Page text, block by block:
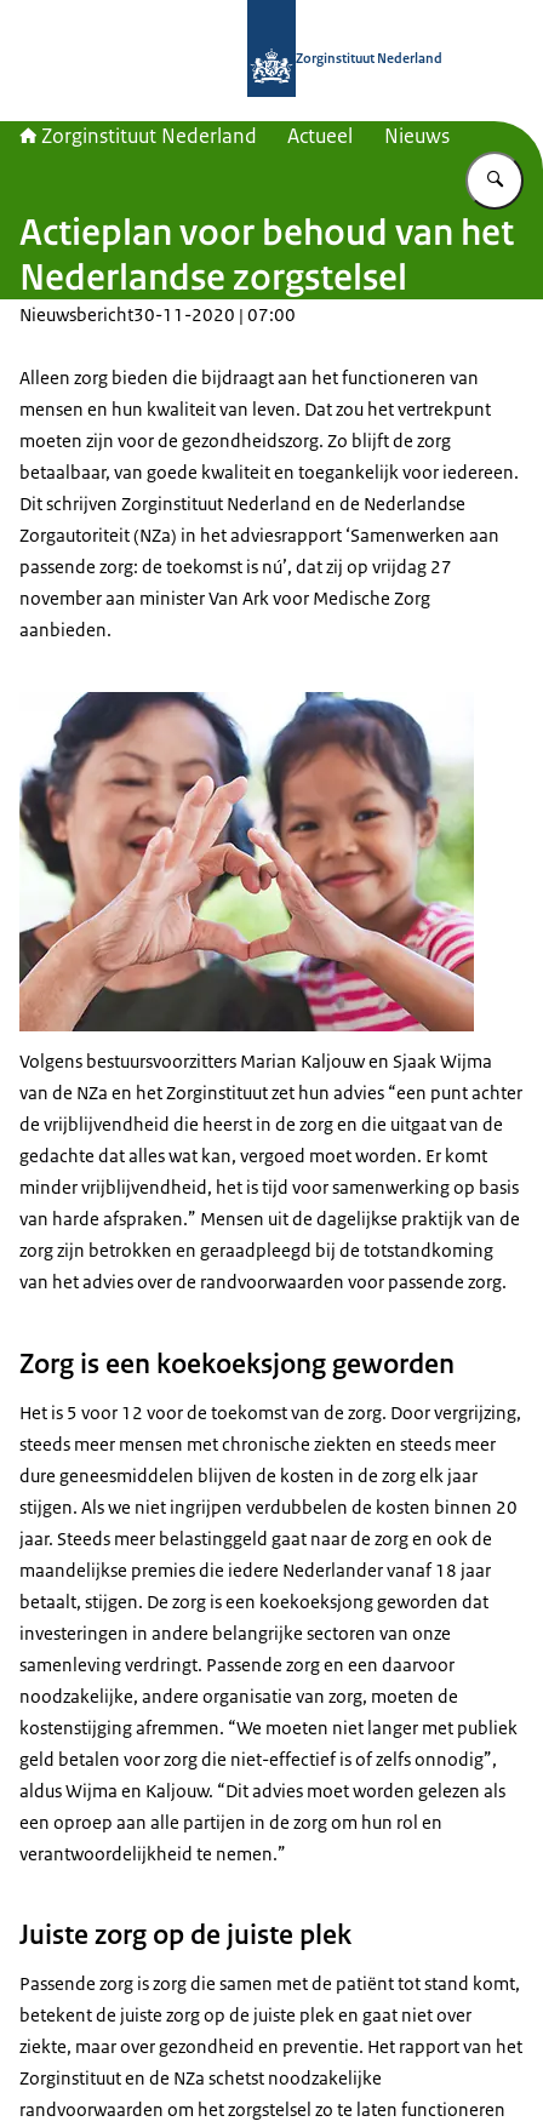
Zorginstituut Nederland
Zorginstituut Nederland Actueel Nieuws
Actieplan voor behoud van het
Nederlandse zorgstelsel
Nieuwsbericht30-11-2020 | 07:00
Alleen zorg bieden die bijdraagt aan het functioneren van
mensen en hun kwaliteit van leven. Dat zou het vertrekpunt
moeten zijn voor de gezondheidszorg. Zo blijft de zorg
betaalbaar, van goede kwaliteit en toegankelijk voor iedereen.
Dit schrijven Zorginstituut Nederland en de Nederlandse
Zorgautoriteit (NZa) in het adviesrapport ‘Samenwerken aan
passende zorg: de toekomst is nú’, dat zij op vrijdag 27
november aan minister Van Ark voor Medische Zorg
aanbieden.
Volgens bestuursvoorzitters Marian Kaljouw en Sjaak Wijma
van de NZa en het Zorginstituut zet hun advies “een punt achter
de vrijblijvendheid die heerst in de zorg en die uitgaat van de
gedachte dat alles wat kan, vergoed moet worden. Er komt
minder vrijblijvendheid, het is tijd voor samenwerking op basis
van harde afspraken.” Mensen uit de dagelijkse praktijk van de
zorg zijn betrokken en geraadpleegd bij de totstandkoming
van het advies over de randvoorwaarden voor passende zorg.
Zorg is een koekoeksjong geworden
Het is 5 voor 12 voor de toekomst van de zorg. Door vergrijzing,
steeds meer mensen met chronische ziekten en steeds meer
dure geneesmiddelen blijven de kosten in de zorg elk jaar
stijgen. Als we niet ingrijpen verdubbelen de kosten binnen 20
jaar. Steeds meer belastinggeld gaat naar de zorg en ook de
maandelijkse premies die iedere Nederlander vanaf 18 jaar
betaalt, stijgen. De zorg is een koekoeksjong geworden dat
investeringen in andere belangrijke sectoren van onze
samenleving verdringt. Passende zorg en een daarvoor
noodzakelijke, andere organisatie van zorg, moeten de
kostenstijging afremmen. “We moeten niet langer met publiek
geld betalen voor zorg die niet-effectief is of zelfs onnodig”,
aldus Wijma en Kaljouw. “Dit advies moet worden gelezen als
een oproep aan alle partijen in de zorg om hun rol en
verantwoordelijkheid te nemen.”
Juiste zorg op de juiste plek
Passende zorg is zorg die samen met de patiënt tot stand komt,
betekent de juiste zorg op de juiste plek en gaat niet over
ziekte, maar over gezondheid en preventie. Het rapport van het
Zorginstituut en de NZa schetst noodzakelijke
randvoorwaarden om het zorgstelsel zo te laten functioneren